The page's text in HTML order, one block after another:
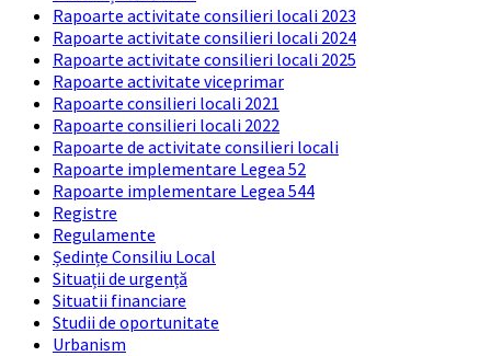
Rapoarte activitate consilieri locali 2023
Rapoarte activitate consilieri locali 2024
Rapoarte activitate consilieri locali 2025
Rapoarte activitate viceprimar
Rapoarte consilieri locali 2021
Rapoarte consilieri locali 2022
Rapoarte de activitate consilieri locali
Rapoarte implementare Legea 52
Rapoarte implementare Legea 544
Registre
Regulamente
Ședințe Consiliu Local
Situații de urgență
Situatii financiare
Studii de oportunitate
Urbanism